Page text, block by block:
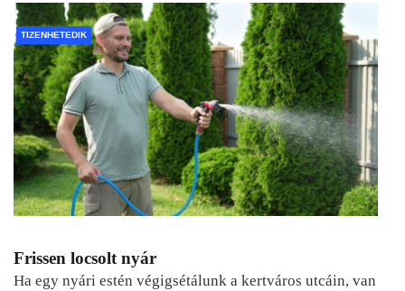
TIZENHETEDIK
Frissen locsolt nyár
Ha egy nyári estén végigsétálunk a kertváros utcáin, van